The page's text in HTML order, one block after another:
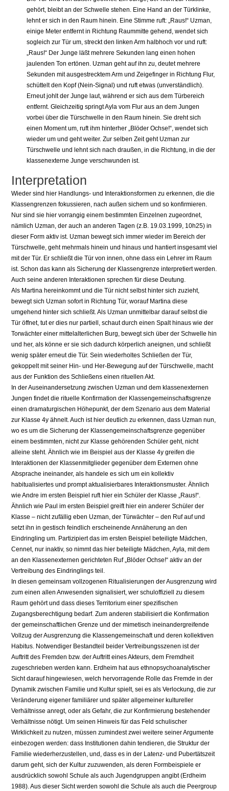
gehört, bleibt an der Schwelle stehen. Eine Hand an der Türklinke,
lehnt er sich in den Raum hinein. Eine Stimme ruft: „Raus!“ Uzman,
einige Meter entfernt in Richtung Raummitte gehend, wendet sich
sogleich zur Tür um, streckt den linken Arm halbhoch vor und ruft:
„Raus!“ Der Junge läßt mehrere Sekunden lang einen hohen
jaulenden Ton ertönen. Uzman geht auf ihn zu, deutet mehrere
Sekunden mit ausgestrecktem Arm und Zeigefinger in Richtung Flur,
schüttelt den Kopf (Nein-Signal) und ruft etwas (unverständlich).
Erneut johlt der Junge laut, während er sich aus dem Türbereich
entfernt. Gleichzeitig springt Ayla vom Flur aus an dem Jungen
vorbei über die Türschwelle in den Raum hinein. Sie dreht sich
einen Moment um, ruft ihm hinterher „Blöder Ochse!“, wendet sich
wieder um und geht weiter. Zur selben Zeit geht Uzman zur
Türschwelle und lehnt sich nach draußen, in die Richtung, in die der
klassenexterne Junge verschwunden ist.
Interpretation
Wieder sind hier Handlungs- und Interaktionsformen zu erkennen, die die
Klassengrenzen fokussieren, nach außen sichern und so konfirmieren.
Nur sind sie hier vorrangig einem bestimmten Einzelnen zugeordnet,
nämlich Uzman, der auch an anderen Tagen (z.B. 19.03.1999, 10h25) in
dieser Form aktiv ist. Uzman bewegt sich immer wieder im Bereich der
Türschwelle, geht mehrmals hinein und hinaus und hantiert insgesamt viel
mit der Tür. Er schließt die Tür von innen, ohne dass ein Lehrer im Raum
ist. Schon das kann als Sicherung der Klassengrenze interpretiert werden.
Auch seine anderen Interaktionen sprechen für diese Deutung.
Als Martina hereinkommt und die Tür nicht selbst hinter sich zuzieht,
bewegt sich Uzman sofort in Richtung Tür, worauf Martina diese
umgehend hinter sich schließt. Als Uzman unmittelbar darauf selbst die
Tür öffnet, tut er dies nur partiell, schaut durch einen Spalt hinaus wie der
Torwächter einer mittelalterlichen Burg, bewegt sich über der Schwelle hin
und her, als könne er sie sich dadurch körperlich aneignen, und schließt
wenig später erneut die Tür. Sein wiederholtes Schließen der Tür,
gekoppelt mit seiner Hin- und Her-Bewegung auf der Türschwelle, macht
aus der Funktion des Schließens einen rituellen Akt.
In der Auseinandersetzung zwischen Uzman und dem klassenexternen
Jungen findet die rituelle Konfirmation der Klassengemeinschaftsgrenze
einen dramaturgischen Höhepunkt, der dem Szenario aus dem Material
zur Klasse 4y ähnelt. Auch ist hier deutlich zu erkennen, dass Uzman nun,
wo es um die Sicherung der Klassengemeinschaftsgrenze gegenüber
einem bestimmten, nicht zur Klasse gehörenden Schüler geht, nicht
alleine steht. Ähnlich wie im Beispiel aus der Klasse 4y greifen die
Interaktionen der Klassenmitglieder gegenüber dem Externen ohne
Absprache ineinander, als handele es sich um ein kollektiv
habitualisiertes und prompt aktualisierbares Interaktionsmuster. Ähnlich
wie Andre im ersten Beispiel ruft hier ein Schüler der Klasse „Raus!“.
Ähnlich wie Paul im ersten Beispiel greift hier ein anderer Schüler der
Klasse – nicht zufällig eben Uzman, der Türwächter – den Ruf auf und
setzt ihn in gestisch feindlich erscheinende Annäherung an den
Eindringling um. Partizipiert das im ersten Beispiel beteiligte Mädchen,
Cennet, nur inaktiv, so nimmt das hier beteiligte Mädchen, Ayla, mit dem
an den Klassenexternen gerichteten Ruf „Blöder Ochse!“ aktiv an der
Vertreibung des Eindringlings teil.
In diesen gemeinsam vollzogenen Ritualisierungen der Ausgrenzung wird
zum einen allen Anwesenden signalisiert, wer schuloffiziell zu diesem
Raum gehört und dass dieses Territorium einer spezifischen
Zugangsberechtigung bedarf. Zum anderen stabilisiert die Konfirmation
der gemeinschaftlichen Grenze und der mimetisch ineinandergreifende
Vollzug der Ausgrenzung die Klassengemeinschaft und deren kollektiven
Habitus. Notwendiger Bestandteil beider Vertreibungsszenen ist der
Auftritt des Fremden bzw. der Auftritt eines Akteurs, dem Fremdheit
zugeschrieben werden kann. Erdheim hat aus ethnopsychoanalytischer
Sicht darauf hingewiesen, welch hervorragende Rolle das Fremde in der
Dynamik zwischen Familie und Kultur spielt, sei es als Verlockung, die zur
Veränderung eigener familiärer und später allgemeiner kultureller
Verhältnisse anregt, oder als Gefahr, die zur Konfirmierung bestehender
Verhältnisse nötigt. Um seinen Hinweis für das Feld schulischer
Wirklichkeit zu nutzen, müssen zumindest zwei weitere seiner Argumente
einbezogen werden: dass Institutionen dahin tendieren, die Struktur der
Familie wiederherzustellen, und, dass es in der Latenz- und Pubertätszeit
darum geht, sich der Kultur zuzuwenden, als deren Formbeispiele er
ausdrücklich sowohl Schule als auch Jugendgruppen angibt (Erdheim
1988). Aus dieser Sicht werden sowohl die Schule als auch die Peergroup